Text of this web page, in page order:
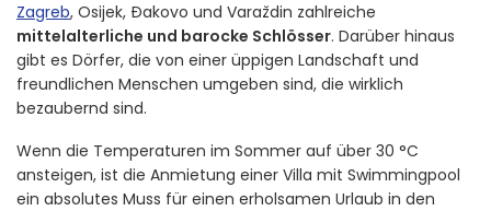
Zagreb, Osijek, Đakovo und Varaždin zahlreiche
mittelalterliche und barocke Schlösser. Darüber hinaus
gibt es Dörfer, die von einer üppigen Landschaft und
freundlichen Menschen umgeben sind, die wirklich
bezaubernd sind.
Wenn die Temperaturen im Sommer auf über 30 °C
ansteigen, ist die Anmietung einer Villa mit Swimmingpool
ein absolutes Muss für einen erholsamen Urlaub in den